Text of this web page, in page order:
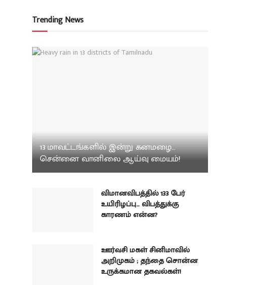
Trending News
13 மாவட்டங்களில் இன்று கனமழை…
சென்னை வானிலை ஆய்வு மையம்!
விமானவிபத்தில் 133 பேர்
உயிரிழப்பு… விபத்துக்கு
காரணம் என்ன?
ஊர்வசி மகள் சினிமாவில்
அறிமுகம் ; தந்தை சொன்ன
உருக்கமான தகவல்கள்!